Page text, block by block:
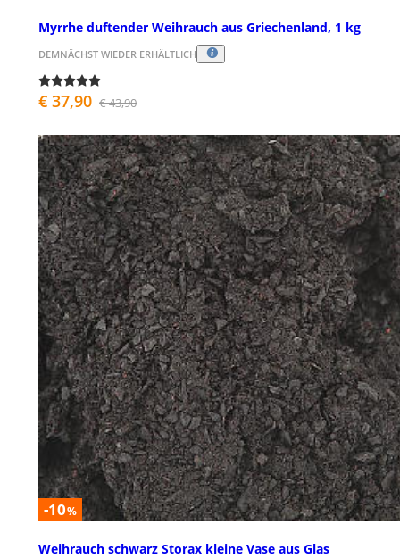
Myrrhe duftender Weihrauch aus Griechenland, 1 kg
DEMNÄCHST WIEDER ERHÄLTLICH
€ 37,90 € 43,90
-10%
Weihrauch schwarz Storax kleine Vase aus Glas